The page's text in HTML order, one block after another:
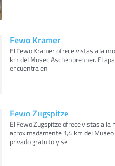
Fewo Kramer
El Fewo Kramer ofrece vistas a la
km del Museo Aschenbrenner. El
encuentra en
Fewo Zugspitze
El Fewo Zugspitze ofrece vistas a
aproximadamente 1,4 km del
privado gratuito y se